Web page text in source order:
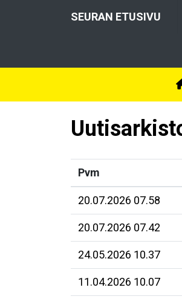
SEURAN ETUSIVU
Pvm
20.07.2026 07.58
20.07.2026 07.42
24.05.2026 10.37
11.04.2026 10.07